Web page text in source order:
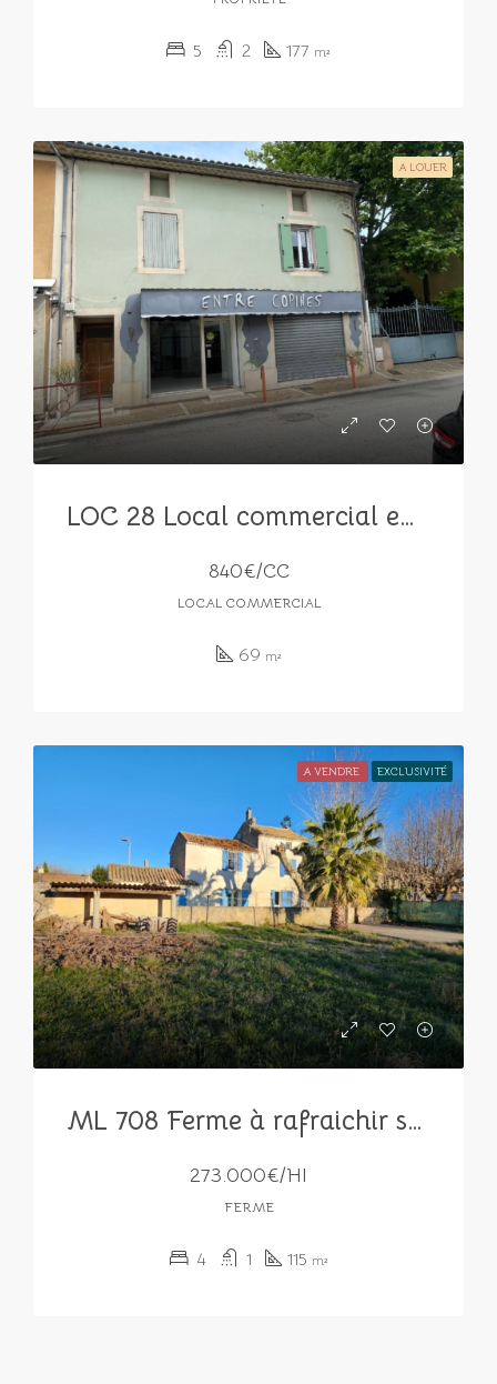
5 2 177 m²
A LOUER
LOC 28 Local commercial en centre ville
840€/CC
LOCAL COMMERCIAL
69 m²
A VENDRE EXCLUSIVITÉ
ML 708 Ferme à rafraichir sur 1655 m² de terrain clos
273.000€/HI
FERME
4 1 115 m²